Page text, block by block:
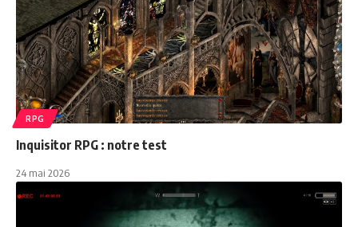
RPG
Inquisitor RPG : notre test
24 mai 2026